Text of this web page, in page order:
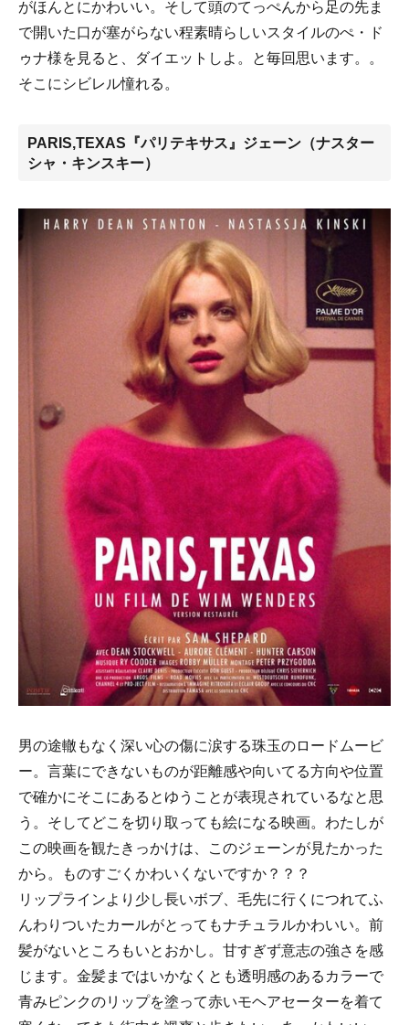
がほんとにかわいい。そして頭のてっぺんから足の先ま
で開いた口が塞がらない程素晴らしいスタイルのぺ・ド
ゥナ様を見ると、ダイエットしよ。と毎回思います。。
そこにシビレル憧れる。
PARIS,TEXAS『パリテキサス』ジェーン（ナスター
シャ・キンスキー）
男の途轍もなく深い心の傷に涙する珠玉のロードムービ
ー。 言葉にできないものが距離感や向いてる方向や位置
で確かにそこにあるとゆうことが表現されているなと思
う。そしてどこを切り取っても絵になる映画。わたしが
この映画を観たきっかけは、このジェーンが見たかった
から。ものすごくかわいくないですか？？？
リップラインより少し長いボブ、毛先に行くにつれてふ
んわりついたカールがとってもナチュラルかわいい。前
髪がないところもいとおかし。甘すぎず意志の強さを感
じます。金髪まではいかなくとも透明感のあるカラーで
青みピンクのリップを塗って赤いモヘアセーターを着て